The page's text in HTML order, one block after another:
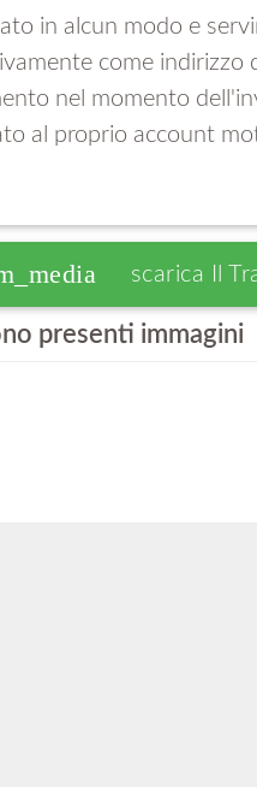
in alcun modo e
come indirizzo
nel momento
al proprio account
Scarica Il
GPS
presenti immagini